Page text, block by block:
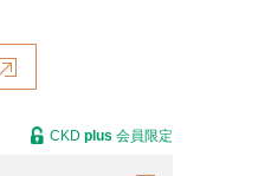
CKD plus 会員限定